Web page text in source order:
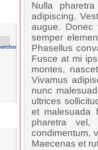
Nulla
adipiscing.
augue. Donec
semper
Phasellus
Fusce at mi
montes,
Vivamus
nunc
ultrices
et malesuada
pharetra
condimentum,
Maecenas et